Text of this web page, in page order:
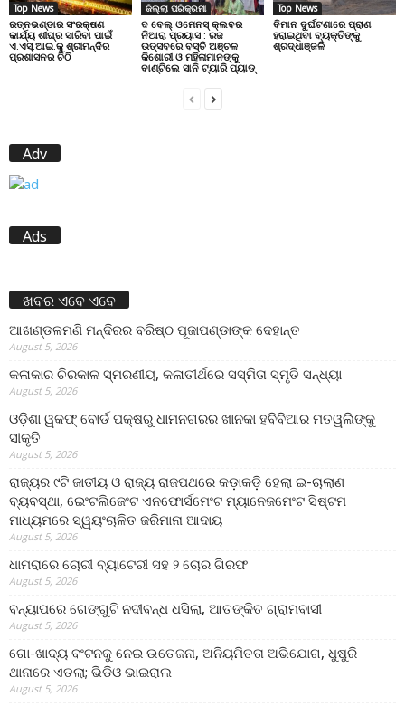
Top News
ରତ୍ନଭଣ୍ଡାର ସଂରକ୍ଷଣ
କାର୍ଯ୍ୟ ଶୀଘ୍ର ସାରିବା ପାଇଁ
ଏ.ଏସ୍.ଆଇ.କୁ ଶ୍ରୀମନ୍ଦିର
ପ୍ରଶାସନର ଚିଠି
ଜିଲ୍ଲା ପରିକ୍ରମା
ଦ ବେଲ୍ ଓମେନସ୍ କ୍ଲବର
ନିଆରା ପ୍ରୟାସ : ରଜ
ଉତ୍ସବରେ ବସ୍ତି ଅଞ୍ଚଳ
କିଶୋରୀ ଓ ମହିଳାମାନଙ୍କୁ
ବାଣ୍ଟିଲେ ସାନି ଟ୍ୟାରି ପ୍ୟାଡ୍
Top News
ବିମାନ ଦୁର୍ଘଟଣାରେ ପ୍ରାଣ
ହରାଇଥିବା ବ୍ୟକ୍ତିଙ୍କୁ
ଶ୍ରଦ୍ଧାଞ୍ଜଳି
Adv
Ads
ଖବର ଏବେ ଏବେ
ଆଖଣ୍ଡଳମଣି ମନ୍ଦିରର ବରିଷ୍ଠ ପୂଜାପଣ୍ଡାଙ୍କ ଦେହାନ୍ତ
August 5, 2026
କଳାକାର ଚିରକାଳ ସ୍ମରଣୀୟ, କଳାତୀର୍ଥରେ ସସ୍ମିତା ସ୍ମୃତି ସନ୍ଧ୍ୟା
August 5, 2026
ଓଡ଼ିଶା ୱକଫ୍ ବୋର୍ଡ ପକ୍ଷରୁ ଧାମନଗରର ଖାନକା ହବିବିଆର ମତୱଲିଙ୍କୁ
ସୀକୃତି
August 5, 2026
ରାଜ୍ୟର ୯ଟି ଜାତୀୟ ଓ ରାଜ୍ୟ ରାଜପଥରେ କଡ଼ାକଡ଼ି ହେଲା ଇ-ଚାଲାଣ
ବ୍ୟବସ୍ଥା, ଇେଂଟଲିଜେଂଟ ଏନଫୋର୍ସମେଂଟ ମ୍ୟାନେଜମେଂଟ ସିଷ୍ଟମ
ମାଧ୍ୟମରେ ସ୍ୱୟଂଚାଳିତ ଜରିମାନା ଆଦାୟ
August 5, 2026
ଧାମରାରେ ଚୋରୀ ବ୍ୟାଟେରୀ ସହ ୨ ଚୋର ଗିରଫ
August 5, 2026
ବନ୍ୟାପରେ ଗେଙ୍ଗୁଟି ନଦୀବନ୍ଧ ଧସିଲା, ଆତଙ୍କିତ ଗ୍ରାମବାସୀ
August 5, 2026
ଗୋ-ଖାଦ୍ୟ ବଂଟନକୁ ନେଇ ଉତେଜନା, ଅନିୟମିତତା ଅଭିଯୋଗ, ଧୁଷୁରି
ଥାନାରେ ଏତଲା; ଭିଡିଓ ଭାଇରାଲ
August 5, 2026